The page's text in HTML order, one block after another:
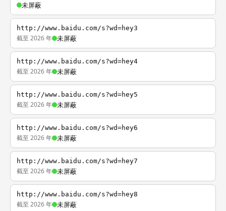
未屏蔽
http://www.baidu.com/s?wd=hey3
截至 2026 年 未屏蔽
http://www.baidu.com/s?wd=hey4
截至 2026 年 未屏蔽
http://www.baidu.com/s?wd=hey5
截至 2026 年 未屏蔽
http://www.baidu.com/s?wd=hey6
截至 2026 年 未屏蔽
http://www.baidu.com/s?wd=hey7
截至 2026 年 未屏蔽
http://www.baidu.com/s?wd=hey8
截至 2026 年 未屏蔽